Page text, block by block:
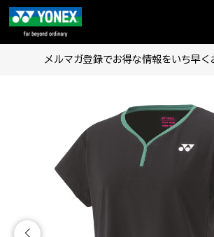
メルマガ登録でお得な情報をいち早く